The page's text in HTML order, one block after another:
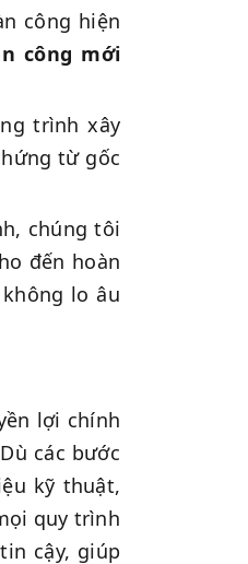
công hiện
công mới
trình xây
từ gốc
chúng tôi
đến hoàn
lo âu
lợi chính
các bước
kỹ thuật,
quy trình
cậy, giúp